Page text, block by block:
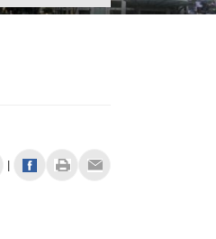
|